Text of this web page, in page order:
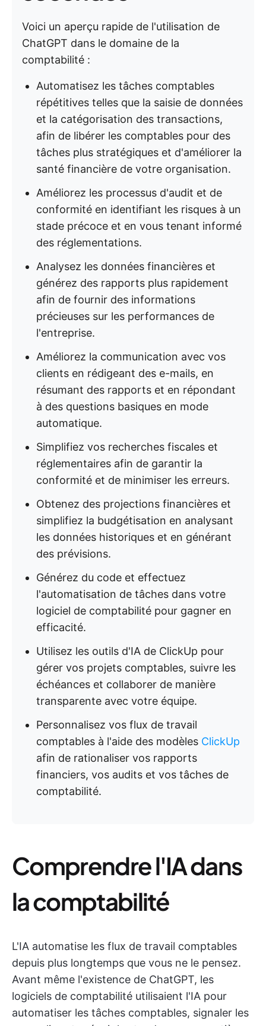
Voici un aperçu rapide de l'utilisation de
ChatGPT dans le domaine de la
comptabilité :
Automatisez les tâches comptables
répétitives telles que la saisie de données
et la catégorisation des transactions,
afin de libérer les comptables pour des
tâches plus stratégiques et d'améliorer la
santé financière de votre organisation.
Améliorez les processus d'audit et de
conformité en identifiant les risques à un
stade précoce et en vous tenant informé
des réglementations.
Analysez les données financières et
générez des rapports plus rapidement
afin de fournir des informations
précieuses sur les performances de
l'entreprise.
Améliorez la communication avec vos
clients en rédigeant des e-mails, en
résumant des rapports et en répondant
à des questions basiques en mode
automatique.
Simplifiez vos recherches fiscales et
réglementaires afin de garantir la
conformité et de minimiser les erreurs.
Obtenez des projections financières et
simplifiez la budgétisation en analysant
les données historiques et en générant
des prévisions.
Générez du code et effectuez
l'automatisation de tâches dans votre
logiciel de comptabilité pour gagner en
efficacité.
Utilisez les outils d'IA de ClickUp pour
gérer vos projets comptables, suivre les
échéances et collaborer de manière
transparente avec votre équipe.
Personnalisez vos flux de travail
comptables à l'aide des modèles ClickUp
afin de rationaliser vos rapports
financiers, vos audits et vos tâches de
comptabilité.
Comprendre l'IA dans
la comptabilité
L'IA automatise les flux de travail comptables
depuis plus longtemps que vous ne le pensez.
Avant même l'existence de ChatGPT, les
logiciels de comptabilité utilisaient l'IA pour
automatiser les tâches comptables, signaler les